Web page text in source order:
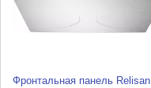
Фронтальная панель Relisan